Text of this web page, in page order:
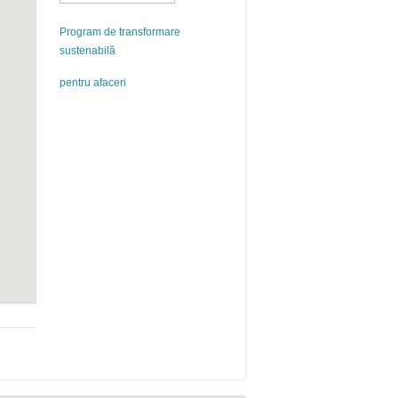
Program de transformare
sustenabilă
pentru afaceri